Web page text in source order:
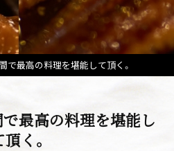
で最高の料理を堪能して頂く。
最高の料理を堪能し
く。